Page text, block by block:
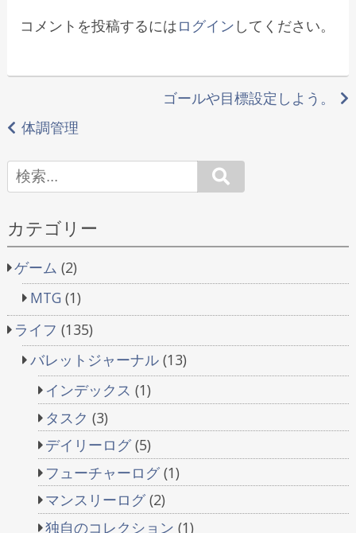
コメントを投稿するにはログイン してください。
稿
ナ
ビ
ゲ
ー
シ
ョ
ン
ゴールや目標設定しよう。
体調管理
カテゴリー
ゲーム (2)
MTG(1)
ライフ (135)
バレットジャーナル(13)
インデックス (1)
タスク (3)
デイリーログ(5)
フューチャーログ(1)
マンスリーログ(2)
独自のコレクション (1)